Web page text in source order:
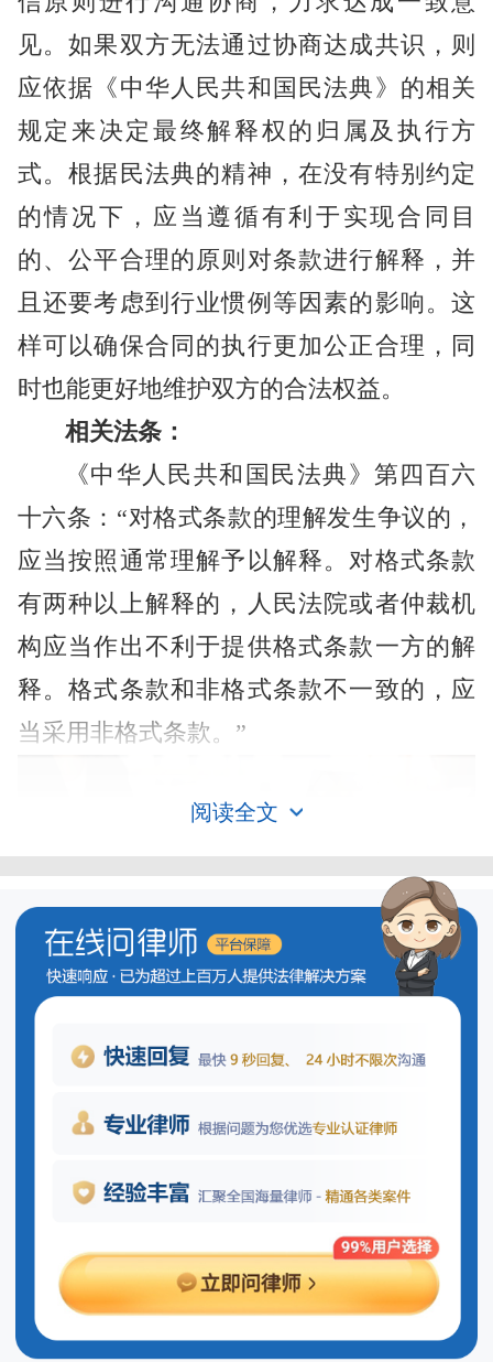
见。如果双方无法通过协商达成共识，则
应依据《中华人民共和国民法典》的相关
规定来决定最终解释权的归属及执行方
式。根据民法典的精神，在没有特别约定
的情况下，应当遵循有利于实现合同目
的、公平合理的原则对条款进行解释，并
且还要考虑到行业惯例等因素的影响。这
样可以确保合同的执行更加公正合理，同
时也能更好地维护双方的合法权益。
相关法条：
《中华人民共和国民法典》第四百六
十六条：“对格式条款的理解发生争议的，
应当按照通常理解予以解释。对格式条款
有两种以上解释的，人民法院或者仲裁机
构应当作出不利于提供格式条款一方的解
释。格式条款和非格式条款不一致的，应
当采用非格式条款。”
合同签订后可否单方面修改？
定履行各自的义务。如果一方希望修改合
同内容，必须得到另一方的同意。未经对
方同意擅自变更合同条款的行为，除非符
合特定的法律规定（例如，因不可抗力导
致合同执行的基础条件发生重大变化），
阅读全文